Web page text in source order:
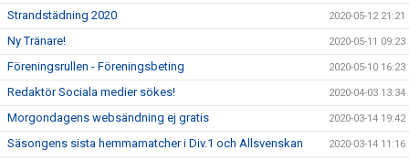
Strandstädning 2020 2020-05-12 21:21
Ny Tränare! 2020-05-11 09:23
Föreningsrullen - Föreningsbeting 2020-05-10 16:23
Redaktör Sociala medier sökes! 2020-04-03 13:34
Morgondagens websändning ej gratis 2020-03-14 19:42
Säsongens sista hemmamatcher i Div.1 och Allsvenskan 2020-03-14 11:16